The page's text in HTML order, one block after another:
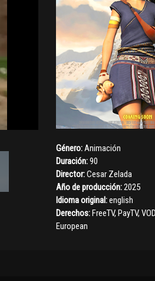
Género:Animación
Duración:90
Director:Cesar Zelada
Año de producción:2025
Idioma original:english
Derechos:FreeTV, PayTV,
European